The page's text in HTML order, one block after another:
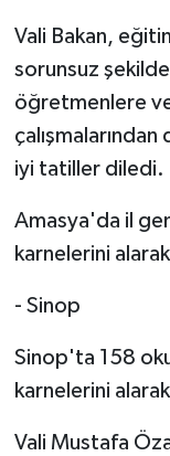
Vali Bakan,
sorunsuz
öğretmenlere
iyi tatiller diledi.
Amasya'da il
karnelerini
- Sinop
Sinop'ta 158
karnelerini
Vali Mustafa